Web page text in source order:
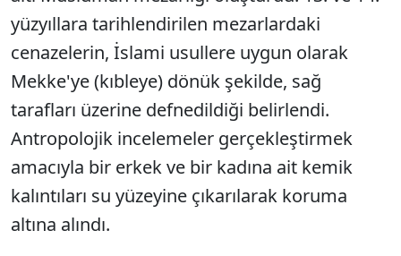
yüzyıllara tarihlendirilen mezarlardaki
cenazelerin, İslami usullere uygun olarak
Mekke'ye (kıbleye) dönük şekilde, sağ
tarafları üzerine defnedildiği belirlendi.
Antropolojik incelemeler gerçekleştirmek
amacıyla bir erkek ve bir kadına ait kemik
kalıntıları su yüzeyine çıkarılarak koruma
altına alındı.